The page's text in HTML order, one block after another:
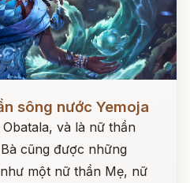
sông nước Yemoja
và là nữ thần
cũng được những
một nữ thần Mẹ, nữ